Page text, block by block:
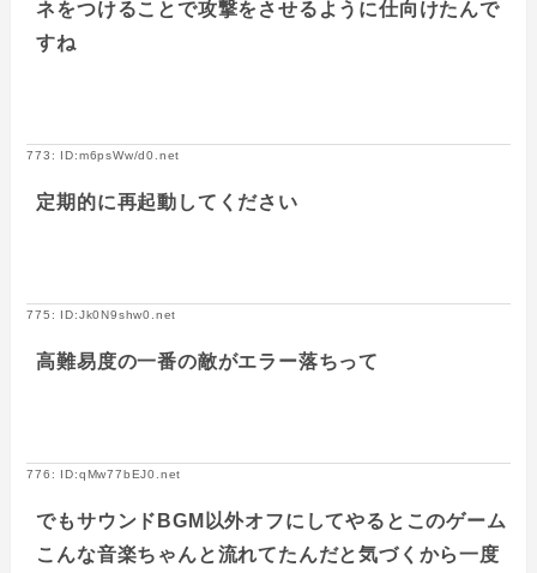
ネをつけることで攻撃をさせるように仕向けたんで
すね
773: ID:m6psWw/d0.net
定期的に再起動してください
775: ID:Jk0N9shw0.net
高難易度の一番の敵がエラー落ちって
776: ID:qMw77bEJ0.net
でもサウンドBGM以外オフにしてやるとこのゲーム
こんな音楽ちゃんと流れてたんだと気づくから一度